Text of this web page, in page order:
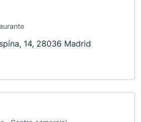
14, 28036 Madrid